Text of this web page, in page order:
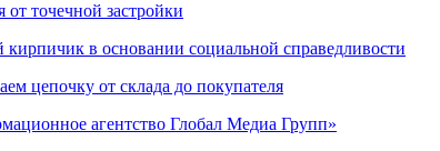
от точечной застройки
в основании социальной справедливости
цепочку от склада до покупателя
агентство Глобал Медиа Групп»